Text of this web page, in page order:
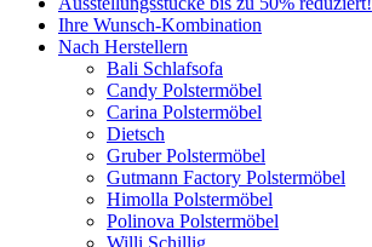
Ihre Wunsch-Kombination
Nach Herstellern
Bali Schlafsofa
Candy Polstermöbel
Carina Polstermöbel
Dietsch
Gruber Polstermöbel
Gutmann Factory Polstermöbel
Himolla Polstermöbel
Polinova Polstermöbel
Willi Schillig